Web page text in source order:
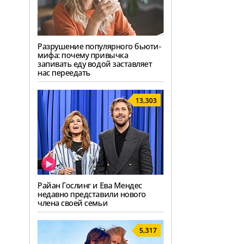
Разрушение популярного бьюти-
мифа: почему привычка
запивать еду водой заставляет
нас переедать
13,303
Райан Гослинг и Ева Мендес
недавно представили нового
члена своей семьи
5,317